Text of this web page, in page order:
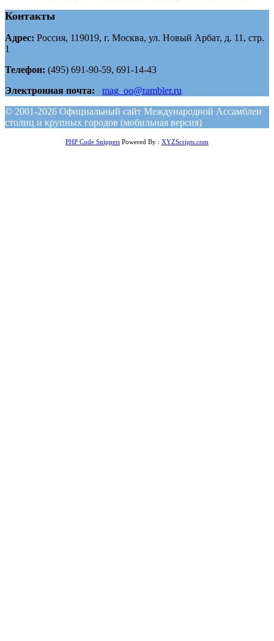
Контакты
Адрес: Россия, 119019, г. Москва, ул. Новый Арбат, д. 11, стр.
1
Телефон: (495) 691-90-59, 691-14-43
Электронная почта:
mag_oo@rambler.ru
© 2001-2026 Официальный сайт Международной Ассамблеи
столиц и крупных городов (мобильная версия)
PHP Code Snippets Powered By : XYZScripts.com